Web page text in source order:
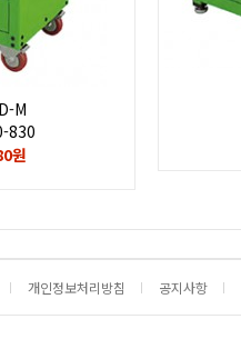
M
830
원
개인정보처리방침 공지사항